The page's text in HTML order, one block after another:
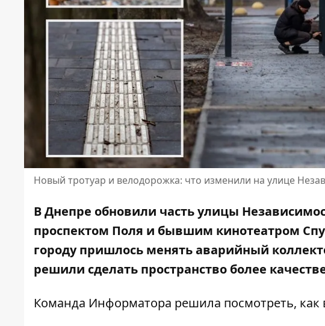
Новый тротуар и велодорожка: что изменили на улице
В Днепре обновили часть улицы
проспектом Поля и бывшим кинотеатром
городу пришлось менять аварийный
решили сделать пространство более
Команда Информатора решила посмотреть, как